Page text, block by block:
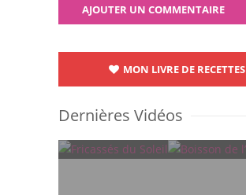
MON LIVRE DE RECETTES
Dernières Vidéos